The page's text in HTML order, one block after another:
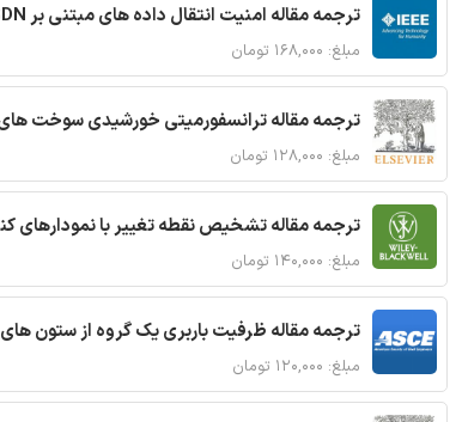
ترجمه مقاله امنیت انتقال داده های مبتنی بر SDN برای اینترنت اشیا
مبلغ: ۱۶۸,۰۰۰ تومان
ترجمه مقاله ترانسفورمیتی خورشیدی سوخت
مبلغ: ۱۲۸,۰۰۰ تومان
ترجمه مقاله تشخیص نقطه تغییر با نمودارهای
مبلغ: ۱۴۰,۰۰۰ تومان
ترجمه مقاله ظرفیت باربری یک گروه از ستون
مبلغ: ۱۲۰,۰۰۰ تومان